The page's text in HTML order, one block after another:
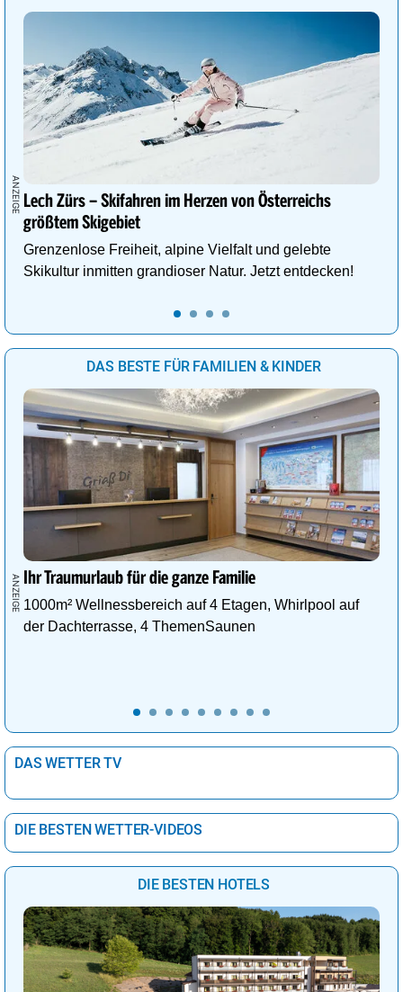
Lech Zürs – Skifahren im Herzen von Österreichs
größtem Skigebiet
Grenzenlose Freiheit, alpine Vielfalt und gelebte
Skikultur inmitten grandioser Natur. Jetzt entdecken!
DAS BESTE FÜR FAMILIEN & KINDER
Ihr Traumurlaub für die ganze Familie
1000m² Wellnessbereich auf 4 Etagen, Whirlpool auf
der Dachterrasse, 4 ThemenSaunen
DAS WETTER TV
DIE BESTEN WETTER-VIDEOS
DIE BESTEN HOTELS